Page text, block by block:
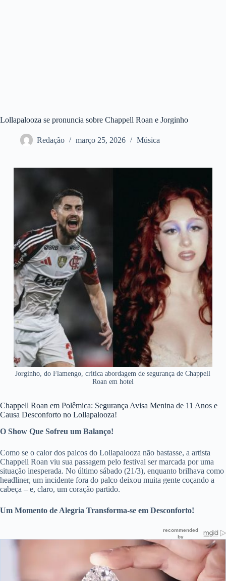
Lollapalooza se pronuncia sobre Chappell Roan e Jorginho
Redação março 25, 2026 Música
Jorginho, do Flamengo, critica abordagem de segurança de Chappell
Roan em hotel
Chappell Roan em Polêmica: Segurança Avisa Menina de 11 Anos e
Causa Desconforto no Lollapalooza!
O Show Que Sofreu um Balanço!
Como se o calor dos palcos do Lollapalooza não bastasse, a artista
Chappell Roan viu sua passagem pelo festival ser marcada por uma
situação inesperada. No último sábado (21/3), enquanto brilhava como
headliner, um incidente fora do palco deixou muita gente coçando a
cabeça – e, claro, um coração partido.
Um Momento de Alegria Transforma-se em Desconforto!